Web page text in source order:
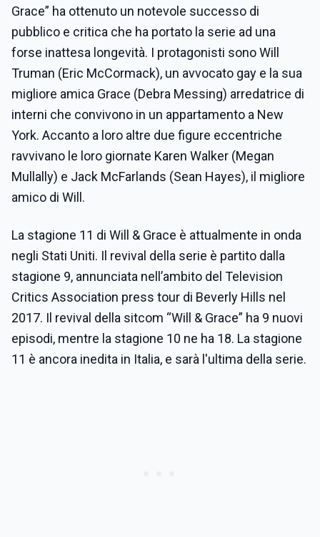
Grace” ha ottenuto un notevole successo di
pubblico e critica che ha portato la serie ad una
forse inattesa longevità. I protagonisti sono Will
Truman (Eric McCormack), un avvocato gay e la sua
migliore amica Grace (Debra Messing) arredatrice di
interni che convivono in un appartamento a New
York. Accanto a loro altre due figure eccentriche
ravvivano le loro giornate Karen Walker (Megan
Mullally) e Jack McFarlands (Sean Hayes), il migliore
amico di Will.
La stagione 11 di Will & Grace è attualmente in onda
negli Stati Uniti. Il revival della serie è partito dalla
stagione 9, annunciata nell’ambito del Television
Critics Association press tour di Beverly Hills nel
2017. Il revival della sitcom “Will & Grace” ha 9 nuovi
episodi, mentre la stagione 10 ne ha 18. La stagione
11 è ancora inedita in Italia, e sarà l'ultima della serie.